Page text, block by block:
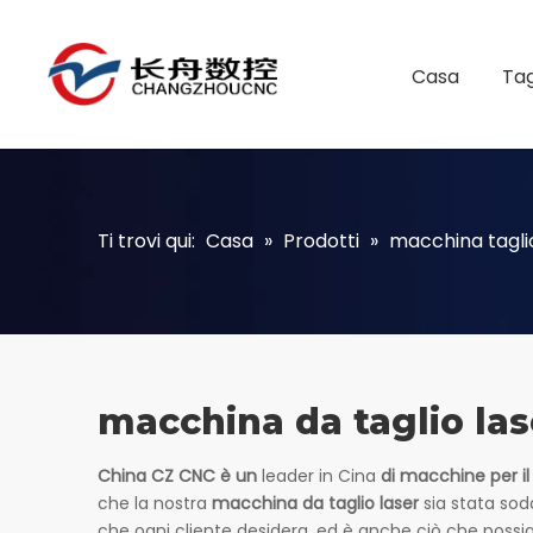
Casa
Ti trovi qui: Casa » Prodotti » macchina
macchina da taglio
China CZ CNC è un leader in Cina di macchine per
che la nostra macchina da taglio laser sia stata